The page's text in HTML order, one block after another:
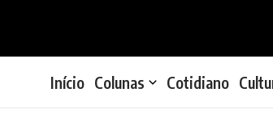
Início Colunas Cotidiano